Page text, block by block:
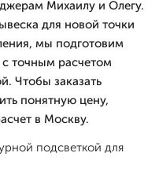
Михаилу и Олегу.
для новой точки
мы подготовим
точным расчетом
Чтобы заказать
понятную цену,
в Москву.
подсветкой для